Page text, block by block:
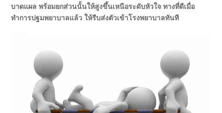
บาดแผล พร้อมยกส่วนนั้นให้สูงขึ้นเหนือระดับหัวใจ ทางที่ดีเมื่อ
ทำการปฐมพยาบาลแล้ว ให้รีบส่งตัวเข้าโรงพยาบาลทันที